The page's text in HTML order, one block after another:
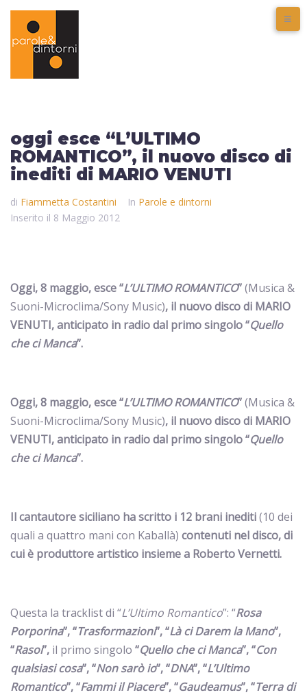
oggi esce “L’ULTIMO
ROMANTICO”, il nuovo disco di
inediti di MARIO VENUTI
di Fiammetta Costantini In Parole e dintorni
Inserito il 8 Maggio 2012
Oggi, 8 maggio, esce “L’ULTIMO ROMANTICO”(Musica &
Suoni-Microclima/Sony Music), il nuovo disco di MARIO
VENUTI, anticipato in radio dal primo singolo “Quello
che ci Manca”.
Oggi, 8 maggio, esce “L’ULTIMO ROMANTICO”(Musica &
Suoni-Microclima/Sony Music), il nuovo disco di MARIO
VENUTI, anticipato in radio dal primo singolo “Quello
che ci Manca”.
Il cantautore siciliano ha scritto i 12 brani inediti(10 dei
quali a quattro mani con Kaballà) contenuti nel disco, di
cui è produttore artistico insieme a Roberto Vernetti.
Questa la tracklist di “L’Ultimo Romantico”: “Rosa
Porporina”, “Trasformazioni”, “Là ci Darem la Mano”,
“Rasoi”, il primo singolo “Quello che ci Manca”, “Con
qualsiasi cosa”, “Non sarò io”, “DNA”, “L’Ultimo
Romantico”, “Fammi il Piacere”, “Gaudeamus”, “Terra di